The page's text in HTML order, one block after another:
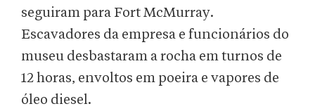
seguiram para Fort McMurray.
Escavadores da empresa e funcionários do
museu desbastaram a rocha em turnos de
12 horas, envoltos em poeira e vapores de
óleo diesel.